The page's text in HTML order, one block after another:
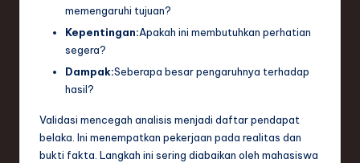
memengaruhi tujuan?
Kepentingan:Apakah ini membutuhkan perhatian
segera?
Dampak:Seberapa besar pengaruhnya terhadap
hasil?
Validasi mencegah analisis menjadi daftar pendapat
belaka. Ini menempatkan pekerjaan pada realitas dan
bukti fakta. Langkah ini sering diabaikan oleh mahasiswa